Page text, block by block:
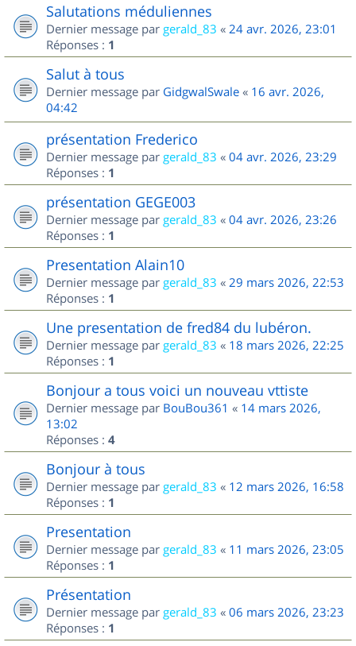
Salutations méduliennes
Dernier message par gerald_83 « 24 avr. 2026, 23:01
Réponses : 1
Salut à tous
Dernier message par GidgwalSwale « 16 avr. 2026,
04:42
présentation Frederico
Dernier message par gerald_83 « 04 avr. 2026, 23:29
Réponses : 1
présentation GEGE003
Dernier message par gerald_83 « 04 avr. 2026, 23:26
Réponses : 1
Presentation Alain10
Dernier message par gerald_83 « 29 mars 2026, 22:53
Réponses : 1
Une presentation de fred84 du lubéron.
Dernier message par gerald_83 « 18 mars 2026, 22:25
Réponses : 1
Bonjour a tous voici un nouveau vttiste
Dernier message par BouBou361 « 14 mars 2026,
13:02
Réponses : 4
Bonjour à tous
Dernier message par gerald_83 « 12 mars 2026, 16:58
Réponses : 1
Presentation
Dernier message par gerald_83 « 11 mars 2026, 23:05
Réponses : 1
Présentation
Dernier message par gerald_83 « 06 mars 2026, 23:23
Réponses : 1